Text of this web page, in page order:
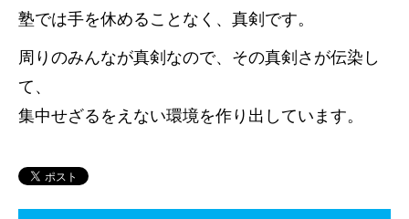
塾では手を休めることなく、真剣です。
周りのみんなが真剣なので、その真剣さが伝染し
て、
集中せざるをえない環境を作り出しています。